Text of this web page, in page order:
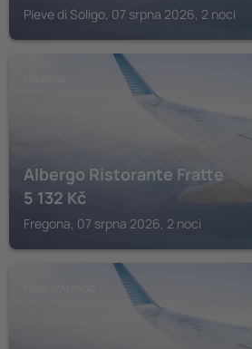
Pieve di Soligo, 07 srpna 2026, 2 noci
Albergo Ristorante Fratte
5 132 Kč
Fregona, 07 srpna 2026, 2 noci